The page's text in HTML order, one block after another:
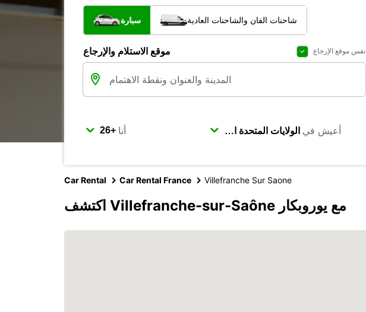
سيارة شاحنات الفان والشاحنات العادية
موقع الاستلام والإرجاع نفس موقع الإرجاع
أنا أعيش في
Car Rental Car Rental France Villefranche Sur Saone
اكتشف Villefranche-sur-Saône مع يوروبكار